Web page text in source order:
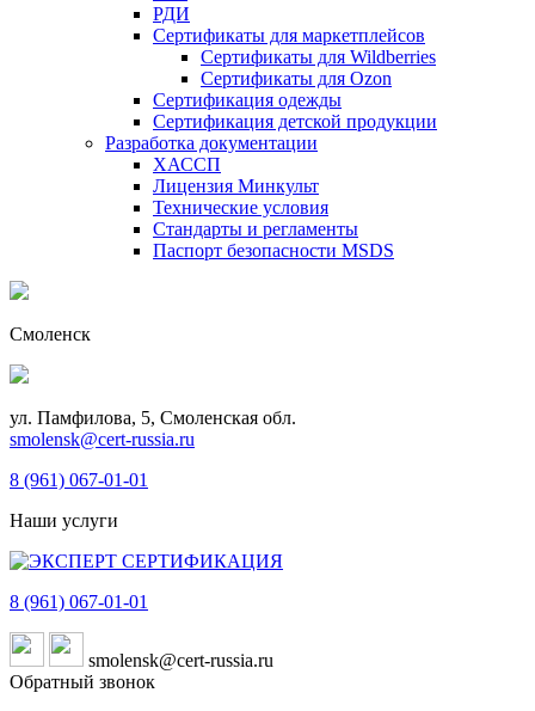
РДИ
Сертификаты для маркетплейсов
Сертификаты для Wildberries
Сертификаты для Ozon
Сертификация одежды
Сертификация детской продукции
Разработка документации
ХАССП
Лицензия Минкульт
Технические условия
Стандарты и регламенты
Паспорт безопасности MSDS
Смоленск
ул. Памфилова, 5, Смоленская обл.
smolensk@cert-russia.ru
8 (961) 067-01-01
Наши услуги
8 (961) 067-01-01
smolensk@cert-russia.ru
Обратный звонок